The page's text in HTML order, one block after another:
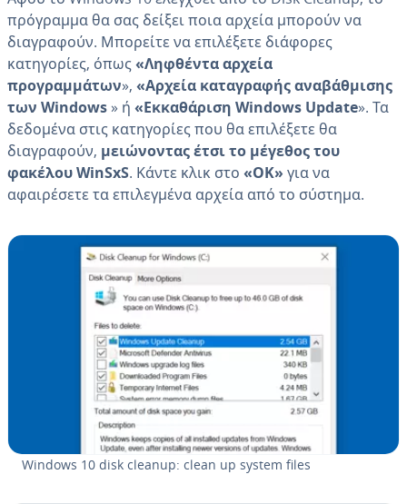
πρόγραμμα θα σας δείξει ποια αρχεία μπορούν να
διαγραφούν. Μπορείτε να επιλέξετε διάφορες
κατηγορίες, όπως«Ληφθέντα αρχεία
προγραμμάτων», «Αρχεία καταγραφής αναβάθμισης
των Windows » ή «Εκκαθάριση Windows Update». Τα
δεδομένα στις κατηγορίες που θα επιλέξετε θα
διαγραφούν, μειώνοντας έτσι το μέγεθος του
φακέλου WinSxS. Κάντε κλικ στο «OK» για να
αφαιρέσετε τα επιλεγμένα αρχεία από το σύστημα.
Windows 10 disk cleanup: clean up system files